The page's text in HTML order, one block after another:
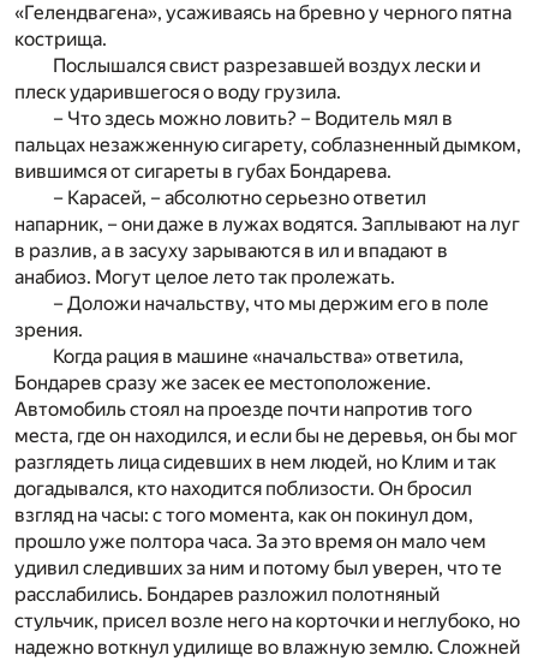
«Гелендвагена», усаживаясь на бревно у черного пятна
кострища.
Послышался свист разрезавшей воздух лески и
плеск ударившегося о воду грузила.
– Что здесь можно ловить? – Водитель мял в
пальцах незажженную сигарету, соблазненный дымком,
вившимся от сигареты в губах Бондарева.
– Карасей, – абсолютно серьезно ответил
напарник, – они даже в лужах водятся. Заплывают на луг
в разлив, а в засуху зарываются в ил и впадают в
анабиоз. Могут целое лето так пролежать.
– Доложи начальству, что мы держим его в поле
зрения.
Когда рация в машине «начальства» ответила,
Бондарев сразу же засек ее местоположение.
Автомобиль стоял на проезде почти напротив того
места, где он находился, и если бы не деревья, он бы мог
разглядеть лица сидевших в нем людей, но Клим и так
догадывался, кто находится поблизости. Он бросил
взгляд на часы: с того момента, как он покинул дом,
прошло уже полтора часа. За это время он мало чем
удивил следивших за ним и потому был уверен, что те
расслабились. Бондарев разложил полотняный
стульчик, присел возле него на корточки и неглубоко, но
надежно воткнул удилище во влажную землю. Сложней